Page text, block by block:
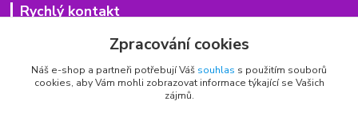
Rychlý kontakt
Po - Pá 9,00 - 15,00 hod.
obchod(zavináč)hrbitovnizbozi.cz
Zpracování cookies
Náš e-shop a partneři potřebují Váš souhlas s použitím souborů
cookies, aby Vám mohli zobrazovat informace týkající se Vašich
zájmů.